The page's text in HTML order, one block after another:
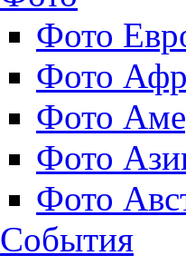
Фото
Фото
Фото
Фото
Фото
События